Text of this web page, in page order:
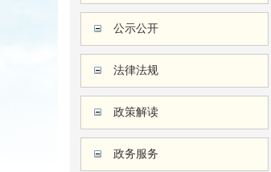
公示公开
法律法规
政策解读
政务服务